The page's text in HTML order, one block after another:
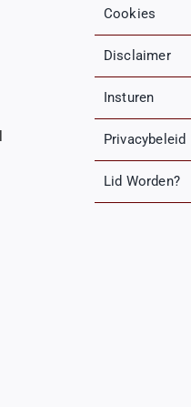
Cookies
Disclaimer
Insturen
Privacybeleid
Lid Worden?